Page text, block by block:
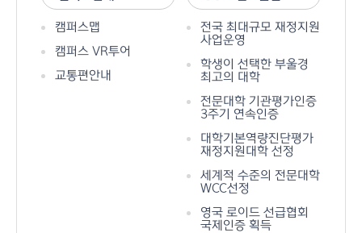
캠퍼스맵
캠퍼스 VR투어
교통편안내
전국 최대규모 재정지원
사업운영
학생이 선택한 부울경
최고의 대학
전문대학 기관평가인증
3주기 연속인증
대학기본역량진단평가
재정지원대학 선정
세계적 수준의 전문대학
WCC선정
영국 로이드 선급협회
국제인증 획득